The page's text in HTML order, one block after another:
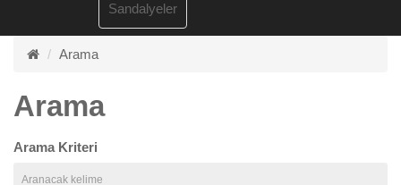
Sandalyeler
Arama
Arama
Arama Kriteri